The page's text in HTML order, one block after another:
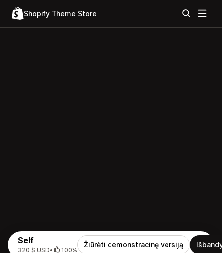
Shopify Theme Store
Self
320 $ USD• 100%
Žiūrėti demonstracinę versiją